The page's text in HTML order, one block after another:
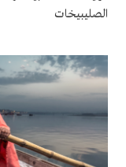
الصليبيخات